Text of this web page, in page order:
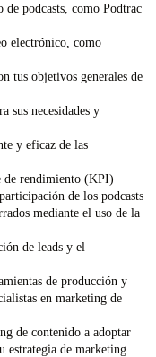
podcasts, como Podtrac
electrónico, como
tus objetivos generales de
sus necesidades y
y eficaz de las
de rendimiento (KPI)
de los podcasts
mediante el uso de la
de leads y el
de producción y
en marketing de
de contenido a adoptar
estrategia de marketing